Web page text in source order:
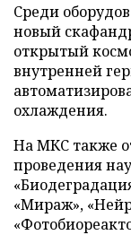
Среди
новый
открытый
внутренней
охлаждения.
На МКС также
проведения
«Мираж»,